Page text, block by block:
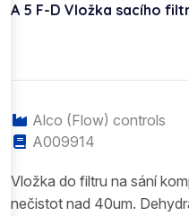
A 5 F-D Vložka sacího
Alco (Flow) controls
A009914
Vložka do filtru na sání
nečistot nad 40um.